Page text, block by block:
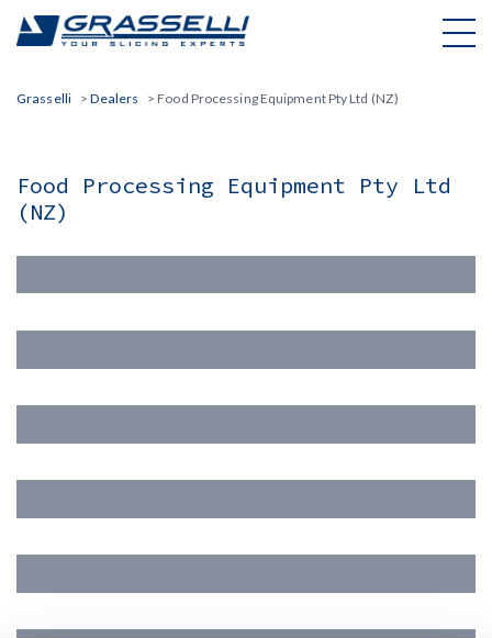
content
Grasselli > Dealers >Food Processing Equipment Pty Ltd (NZ)
Food Processing Equipment Pty Ltd
(NZ)